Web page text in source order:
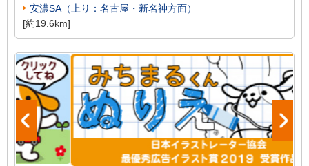
安濃SA（上り：名古屋・新名神方面）
[約19.6km]